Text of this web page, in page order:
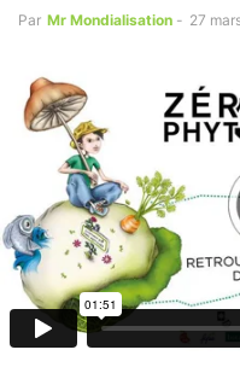
Par Mr Mondialisation - 27